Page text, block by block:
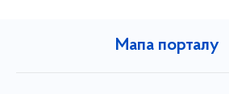
Мапа порталу